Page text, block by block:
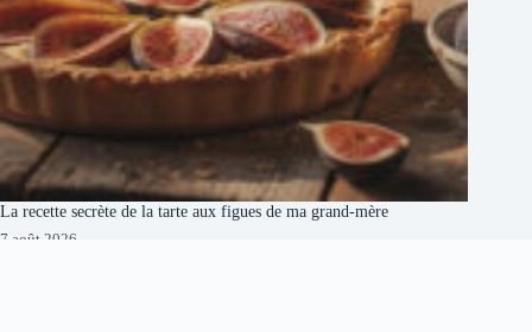
La recette secrète de la tarte aux figues de ma grand-mère
7 août 2026